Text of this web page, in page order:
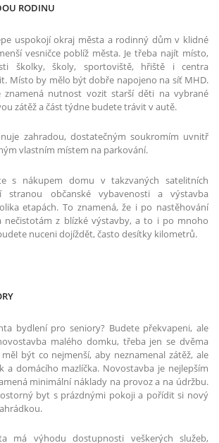
RODINU
uspokojí okraj města a rodinný dům v klidné
vesničce poblíž města. Je třeba najít místo,
školky, školy, sportoviště, hřiště i centra
Místo by mělo být dobře napojeno na síť MHD.
znamená nutnost vozit starší děti na vybrané
zátěž a část týdne budete trávit v autě.
zahradou, dostatečným soukromím uvnitř
vlastním místem na parkování.
s nákupem domu v takzvaných satelitních
stranou občanské vybavenosti a výstavba
etapách. To znamená, že i po nastěhování
nečistotám z blízké výstavby, a to i po mnoho
nuceni dojíždět, často desítky kilometrů.
bydlení pro seniory? Budete překvapeni, ale
malého domku, třeba jen se dvěma
být co nejmenší, aby neznamenal zátěž, ale
a domácího mazlíčka. Novostavba je nejlepším
minimální náklady na provoz a na údržbu.
byt s prázdnými pokoji a pořídit si nový
má výhodu dostupnosti veškerých služeb,